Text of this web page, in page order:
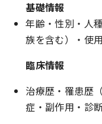
基礎情報
年齢・性別・人
族を含む）・使
臨床情報
治療歴・罹患歴
症・副作用・診